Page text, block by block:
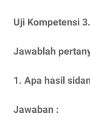
Uji Kompetensi
Jawablah
1. Apa hasil
Jawaban :